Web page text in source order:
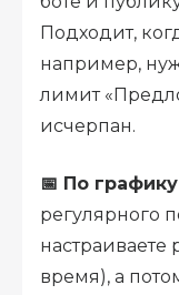
Подходит,
например,
лимит
исчерпан.
📅 По графику
регулярного
время), а